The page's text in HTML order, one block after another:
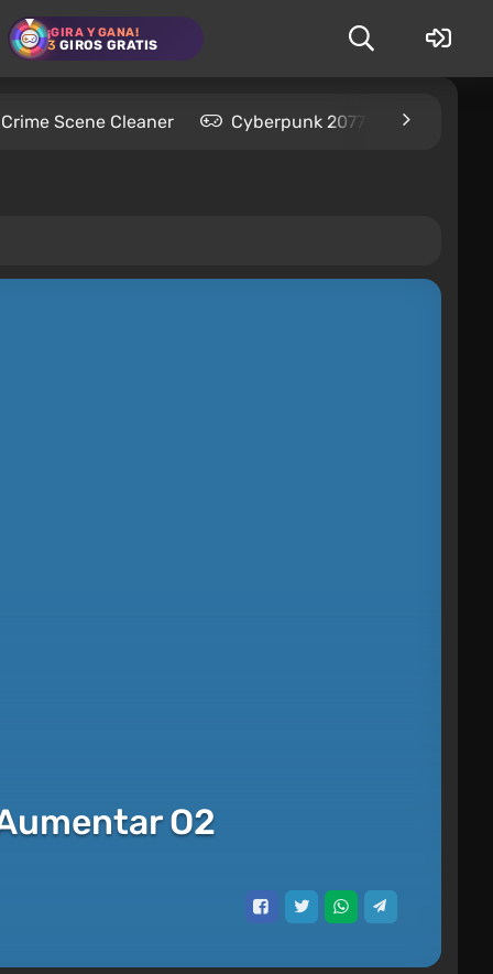
¡GIRA Y GANA!
3 GIROS GRATIS
Crime Scene Cleaner Cyberpunk 2077
O2